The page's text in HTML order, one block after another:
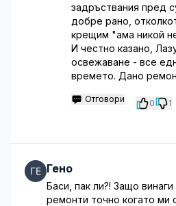
задръствания пред
добре рано,
крещим "ама никой
И честно казано,
освежаване - все
времето. Дано
Отговори 0 1
Гено
Баси, пак ли?! Защо
ремонти точно когато ми